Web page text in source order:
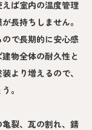
ば室内の温度管理
長持ちしません。
で長期的に安心感
物全体の耐久性と
より増えるので、
。
裂、瓦の割れ、錆